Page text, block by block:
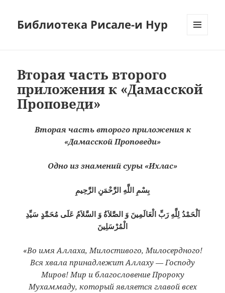
Библиотека Рисале-и Нур
Вторая часть второго
приложения к «Дамасской
Проповеди»
Вторая часть второго приложения к
«Дамасской Проповеди»
Одно из знамений суры «Ихлас»
بِسْمِ اللَّهِ الرَّحْمَنِ الرَّحِيمِ
اَلْحَمْدُ لِلَّهِ رَبِّ الْعَالَمِينَ وَ الصَّلاَةُ وَ السَّلاَمُ عَلَى مُحَمَّدٍ سَيِّدِ
الْمُرْسَلِينَ
«Во имя Аллаха, Милостивого, Милосердного!
Вся хвала принадлежит Аллаху — Господу
Миров! Мир и благословение Пророку
Мухаммаду, который является главой всех